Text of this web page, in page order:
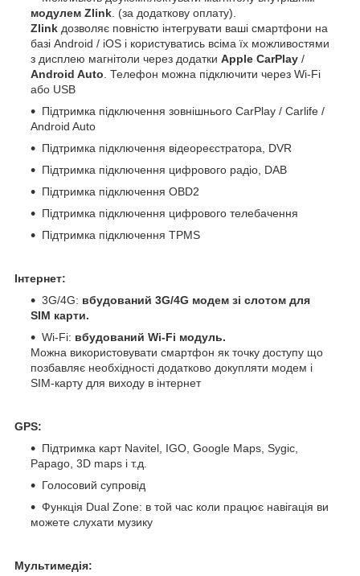
модулем Zlink . (за додаткову оплату).
Zlink дозволяє повністю інтегрувати ваші смартфони на
базі Android / iOS і користуватись всіма їх можливостями
з дисплею магнітоли через додатки Apple CarPlay /
Android Auto . Телефон можна підключити через Wi-Fi
або USB
Підтримка підключення зовнішнього CarPlay / Carlife /
Android Auto
Підтримка підключення відеореєстратора, DVR
Підтримка підключення цифрового радіо, DAB
Підтримка підключення OBD2
Підтримка підключення цифрового телебачення
Підтримка підключення TPMS
Інтернет:
3G/4G: вбудований 3G/4G модем зі слотом для
SIM карти.
Wi-Fi: вбудований Wi-Fi модуль.
Можна використовувати смартфон як точку доступу що
позбавляє необхідності додатково докупляти модем і
SIM-карту для виходу в інтернет
GPS:
Підтримка карт Navitel, IGO, Google Maps, Sygic,
Papago, 3D maps і т.д.
Голосовий супровід
Функція Dual Zone: в той час коли працює навігація ви
можете слухати музику
Мультимедія: